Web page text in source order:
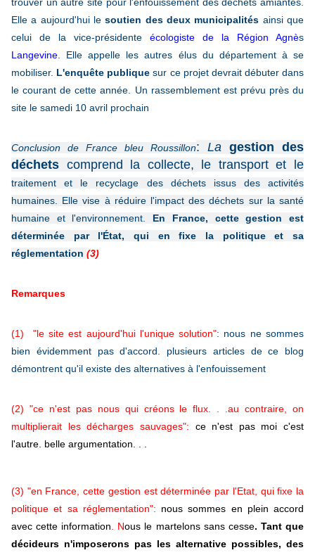
Elle a aujourd'hui lesoutien des deux municipalités ainsi que
celui de la vice-présidente écologiste de la Région Agnès
Langevine . Elle appelle les autres élus du département à se
mobiliser. L'enquête publique sur ce projet devrait débuter dans
le courant de cette année. Un rassemblement est prévu près du
site le samedi 10 avril prochain
Conclusion de France bleu Roussillon: La gestion des
déchets comprend la collecte, le transport et le
traitement et le recyclage des déchets issus des activités
humaines. Elle vise à réduire l'impact des déchets sur la santé
humaine et l'environnement. En France, cette gestion est
déterminée par l'État, qui en fixe la politique et sa
réglementation (3)
Remarques
(1) "le site est aujourd'hui l'unique solution": nous ne sommes
bien évidemment pas d'accord. plusieurs articles de ce blog
démontrent qu'il existe des alternatives à l'enfouissement
(2) "ce n'est pas nous qui créons le flux. . .au contraire, on
multiplierait les décharges sauvages": ce n'est pas moi c'est
l'autre. belle argumentation. . .
(3) "en France, cette gestion est déterminée par l'Etat, qui fixe la
politique et sa réglementation": nous sommes en plein accord
avec cette information . Nous l​e martelons sans cesse. Tant que
décideurs n'imposerons pas les alternative possibles, des